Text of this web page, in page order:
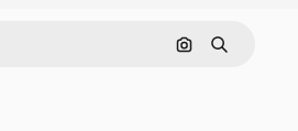
画像で検索
検索